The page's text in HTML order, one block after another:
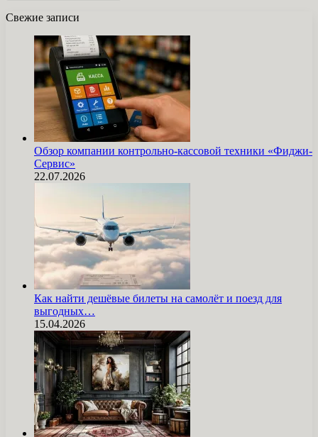
Свежие записи
Обзор компании контрольно-кассовой техники «Фиджи-
Сервис»
22.07.2026
Как найти дешёвые билеты на самолёт и поезд для
выгодных…
15.04.2026